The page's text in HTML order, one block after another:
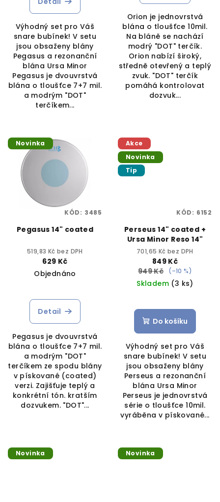
Výhodný set pro Váš
snare bubínek! V setu
jsou obsaženy blány
Pegasus a rezonanční
blána Ursa Minor
Pegasus je dvouvrstvá
blána o tloušťce 7+7 mil.
a modrým "DOT"
terčíkem...
Orion je jednovrstvá
blána o tloušťce 10mil.
Na bláně se nachází
modrý "DOT" terčík.
Orion nabízí široký,
středně otevřený a teplý
zvuk. "DOT" terčík
pomáhá kontrolovat
dozvuk...
Novinka
Pegasus 14" coated
519,83 Kč bez DPH
629 Kč
Objednáno
Detail
Pegasus je dvouvrstvá
blána o tloušťce 7+7 mil.
a modrým "DOT"
terčíkem ze spodu blány
v pískované (coated)
verzi. Zajišťuje teplý a
konkrétní tón. kratším
dozvukem. "DOT"...
KÓD: 3485
Akce
Novinka
Tip
Perseus 14" coated +
Ursa Minor Reso 14"
701,65 Kč bez DPH
849 Kč
949 Kč
(–10 %)
Skladem (3 ks)
Do košíku
Výhodný set pro Váš
snare bubínek! V setu
jsou obsaženy blány
Perseus a rezonanční
blána Ursa Minor
Perseus je jednovrstvá
série o tloušťce 10mil.
vyráběna v pískované...
KÓD: 6152
Novinka Novinka